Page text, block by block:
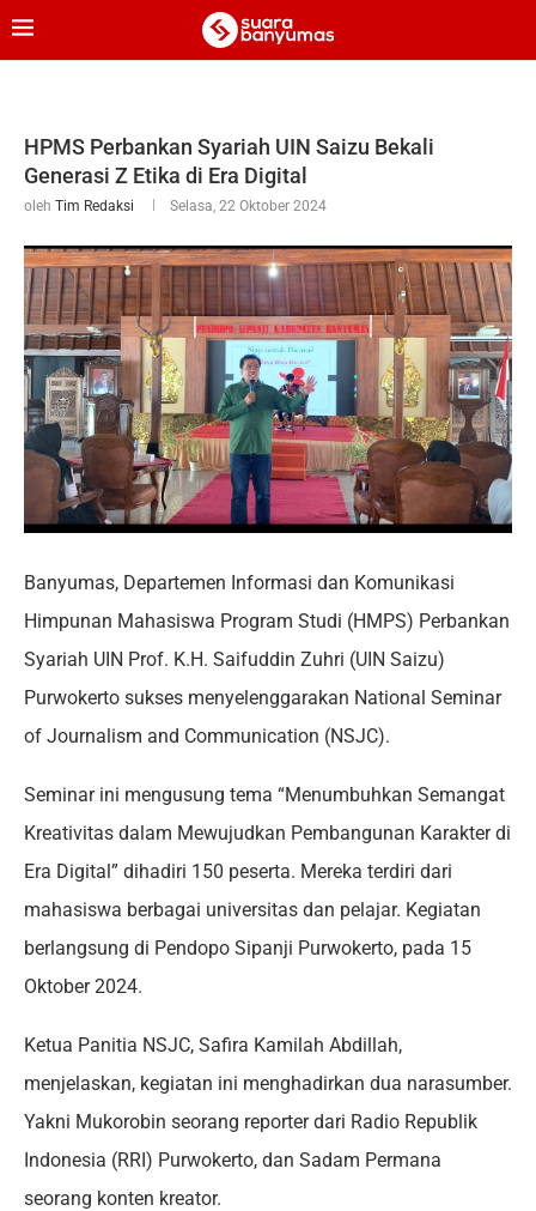
HPMS Perbankan Syariah UIN Saizu Bekali
Generasi Z Etika di Era Digital
oleh Tim Redaksi Selasa, 22 Oktober 2024
Banyumas, Departemen Informasi dan Komunikasi
Himpunan Mahasiswa Program Studi (HMPS) Perbankan
Syariah UIN Prof. K.H. Saifuddin Zuhri (UIN Saizu)
Purwokerto sukses menyelenggarakan National Seminar
of Journalism and Communication (NSJC).
Seminar ini mengusung tema “Menumbuhkan Semangat
Kreativitas dalam Mewujudkan Pembangunan Karakter di
Era Digital” dihadiri 150 peserta. Mereka terdiri dari
mahasiswa berbagai universitas dan pelajar. Kegiatan
berlangsung di Pendopo Sipanji Purwokerto, pada 15
Oktober 2024.
Ketua Panitia NSJC, Safira Kamilah Abdillah,
menjelaskan, kegiatan ini menghadirkan dua narasumber.
Yakni Mukorobin seorang reporter dari Radio Republik
Indonesia (RRI) Purwokerto, dan Sadam Permana
seorang konten kreator.